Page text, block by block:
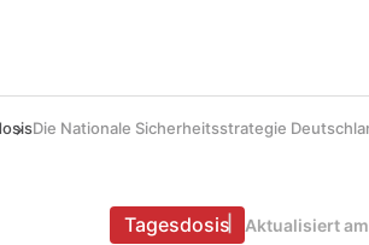
Die Nationale Sicherheitsstrategie
Tagesdosis Aktualisiert am